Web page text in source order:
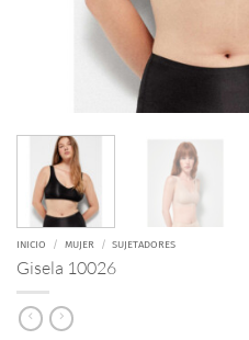
INICIO / MUJER / SUJETADORES
Gisela 10026